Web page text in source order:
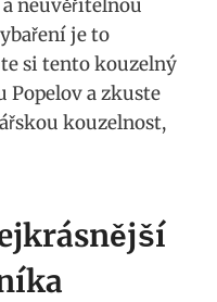
neuvěřitelnou
je to
si tento kouzelný
a zkuste
kouzelnost,